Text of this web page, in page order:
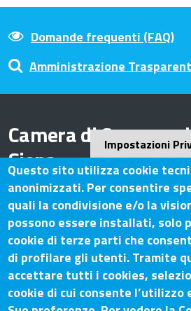
Domande frequenti (FAQ)
Amministrazione
Camera di
Siena
Contatti
Sede Legale: Via Lazzaro
Sede Secondaria: Piazza Giacomo
Siena
Impostazioni
Questo sito utilizza cookie
anonimizzati. Per consentire
quali la condivisione e/o la
possono essere installati, solo
cookie di terze parti che
di profilare gli utenti. Tramite
accettare tutti i cookies,
cookie di cui consente l’utilizzo